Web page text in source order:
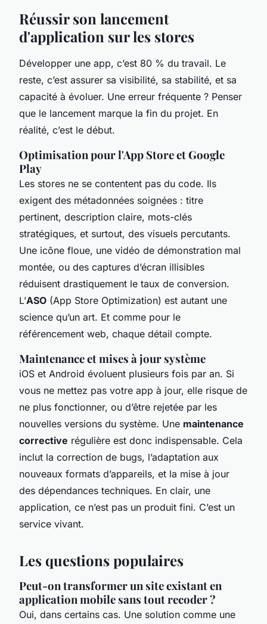
Réussir son lancement
d'application sur les stores
Développer une app, c’est 80 % du travail. Le
reste, c’est assurer sa visibilité, sa stabilité, et sa
capacité à évoluer. Une erreur fréquente ? Penser
que le lancement marque la fin du projet. En
réalité, c’est le début.
Optimisation pour l'App Store et Google
Play
Les stores ne se contentent pas du code. Ils
exigent des métadonnées soignées : titre
pertinent, description claire, mots-clés
stratégiques, et surtout, des visuels percutants.
Une icône floue, une vidéo de démonstration mal
montée, ou des captures d’écran illisibles
réduisent drastiquement le taux de conversion.
L’ASO (App Store Optimization) est autant une
science qu’un art. Et comme pour le
référencement web, chaque détail compte.
Maintenance et mises à jour système
iOS et Android évoluent plusieurs fois par an. Si
vous ne mettez pas votre app à jour, elle risque de
ne plus fonctionner, ou d’être rejetée par les
nouvelles versions du système. Une maintenance
corrective régulière est donc indispensable. Cela
inclut la correction de bugs, l’adaptation aux
nouveaux formats d’appareils, et la mise à jour
des dépendances techniques. En clair, une
application, ce n’est pas un produit fini. C’est un
service vivant.
Les questions populaires
Peut-on transformer un site existant en
application mobile sans tout recoder ?
Oui, dans certains cas. Une solution comme une